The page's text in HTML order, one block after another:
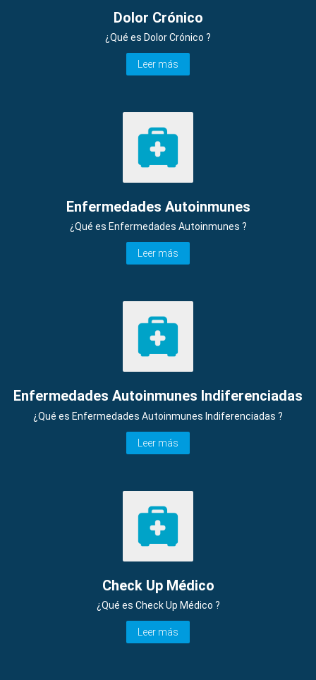
Dolor Crónico
¿Qué es Dolor Crónico ?
Leer más
Enfermedades Autoinmunes
¿Qué es Enfermedades Autoinmunes ?
Leer más
Enfermedades Autoinmunes Indiferenciadas
¿Qué es Enfermedades Autoinmunes Indiferenciadas ?
Leer más
Check Up Médico
¿Qué es Check Up Médico ?
Leer más